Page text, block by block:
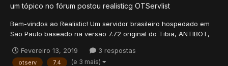
um tópico no fórum postou realisticg OTServlist
Bem-vindos ao Realistic! Um servidor brasileiro hospedado em
São Paulo baseado na versão 7.72 original do Tibia, ANTIBOT,
servidor em parceria com o software ANTIDDOS oferecido pela
empresa P...
Fevereiro 13, 2019 3 respostas
otserv 7.4 (e 3 mais)